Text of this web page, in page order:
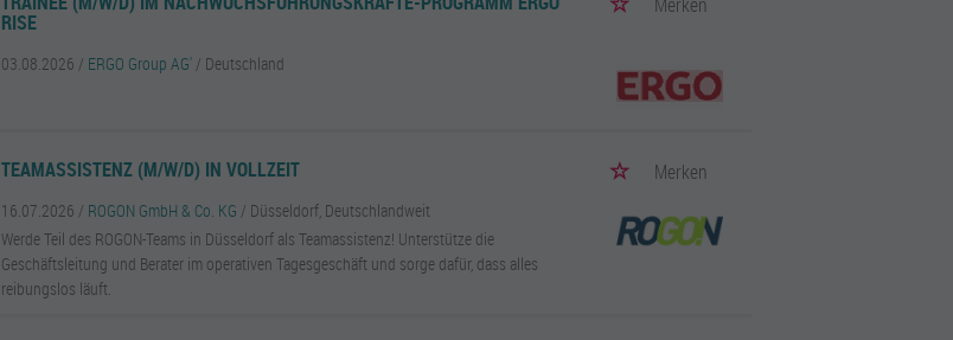
RISE
03.08.2026 / ERGO Group AG' / Deutschland
TEAMASSISTENZ (M/W/D) IN VOLLZEIT Merken
16.07.2026 / ROGON GmbH & Co. KG / Düsseldorf, Deutschlandweit
Werde Teil des ROGON-Teams in Düsseldorf als Teamassistenz! Unterstütze die
Geschäftsleitung und Berater im operativen Tagesgeschäft und sorge dafür, dass alles
reibungslos läuft.